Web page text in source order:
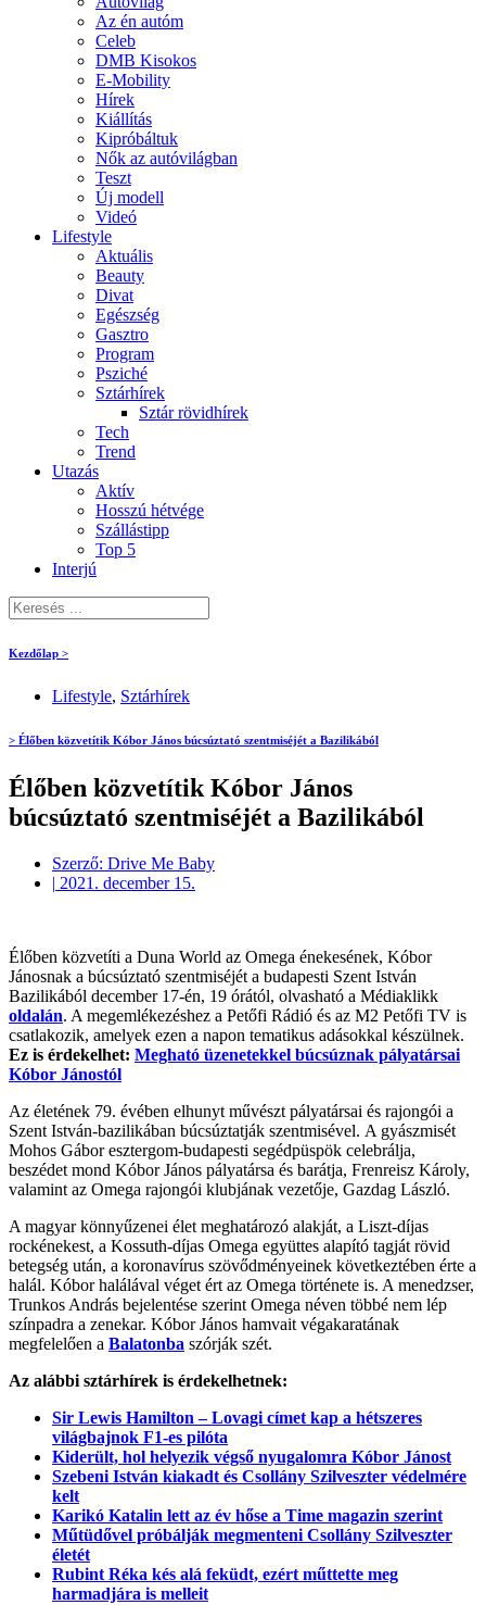
Az én autóm
Celeb
DMB Kisokos
E-Mobility
Hírek
Kiállítás
Kipróbáltuk
Nők az autóvilágban
Teszt
Új modell
Videó
Lifestyle
Aktuális
Beauty
Divat
Egészség
Gasztro
Program
Psziché
Sztárhírek
Sztár rövidhírek
Tech
Trend
Utazás
Aktív
Hosszú hétvége
Szállástipp
Top 5
Interjú
Kezdőlap >
Lifestyle, Sztárhírek
> Élőben közvetítik Kóbor János búcsúztató szentmiséjét a Bazilikából
Élőben közvetítik Kóbor János
búcsúztató szentmiséjét a Bazilikából
Szerző: Drive Me Baby
| 2021. december 15.
Élőben közvetíti a Duna World az Omega énekesének, Kóbor
Jánosnak a búcsúztató szentmiséjét a budapesti Szent István
Bazilikából december 17-én, 19 órától, olvasható a Médiaklikk
oldalán. A megemlékezéshez a Petőfi Rádió és az M2 Petőfi TV is
csatlakozik, amelyek ezen a napon tematikus adásokkal készülnek.
Ez is érdekelhet: Megható üzenetekkel búcsúznak pályatársai
Kóbor Jánostól
Az életének 79. évében elhunyt művészt pályatársai és rajongói a
Szent István-bazilikában búcsúztatják szentmisével. A gyászmisét
Mohos Gábor esztergom-budapesti segédpüspök celebrálja,
beszédet mond Kóbor János pályatársa és barátja, Frenreisz Károly,
valamint az Omega rajongói klubjának vezetője, Gazdag László.
A magyar könnyűzenei élet meghatározó alakját, a Liszt-díjas
rockénekest, a Kossuth-díjas Omega együttes alapító tagját rövid
betegség után, a koronavírus szövődményeinek következtében érte a
halál. Kóbor halálával véget ért az Omega története is. A menedzser,
Trunkos András bejelentése szerint Omega néven többé nem lép
színpadra a zenekar. Kóbor János hamvait végakaratának
megfelelően a Balatonba szórják szét.
Az alábbi sztárhírek is érdekelhetnek:
Sir Lewis Hamilton – Lovagi címet kap a hétszeres
világbajnok F1-es pilóta
Kiderült, hol helyezik végső nyugalomra Kóbor Jánost
Szebeni István kiakadt és Csollány Szilveszter védelmére
kelt
Karikó Katalin lett az év hőse a Time magazin szerint
Műtüdővel próbálják megmenteni Csollány Szilveszter
életét
Rubint Réka kés alá feküdt, ezért műttette meg
harmadjára is melleit